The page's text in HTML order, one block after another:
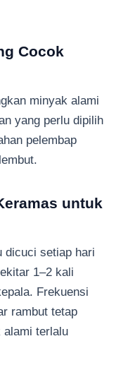
Cocok
minyak alami
yang perlu dipilih
pelembap
untuk
dicuci setiap hari
1–2 kali
Frekuensi
rambut tetap
alami terlalu